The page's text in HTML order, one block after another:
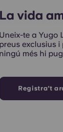
La vida
Uneix-te a Yugo
preus exclusius
ningú més hi
Registra't